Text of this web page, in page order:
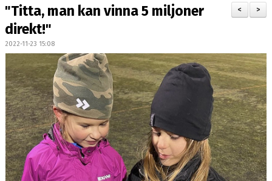
TRUPPEN
BILDGALLERI
DOKUMENT
KONTAKT
>
<
"Titta, man kan vinna 5 miljoner
direkt!"
2022-11-23 15:08